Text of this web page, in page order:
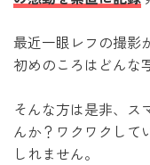
最近一眼レフの撮影
初めのころはどんな
そんな方は是非、ス
んか？ワクワクして
しれません。